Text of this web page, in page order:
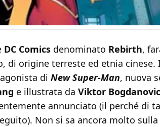
DC Comics denominato Rebirth,
di origine terreste ed etnia cinese.
di New Super-Man, nuova
e illustrata da Viktor Bogdanovic
annunciato (il perché di
Non si sa ancora molto